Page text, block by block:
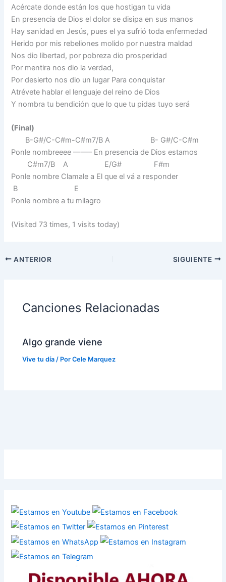
Acércate donde están los que hostigan tu vida
En presencia de Dios el dolor se disipa en sus manos
Hay sanidad en Jesús, pues el ya sufrió toda enfermedad
Herido por mis rebeliones molido por nuestra maldad
Nos dio libertad, por pobreza dio prosperidad
Por mentira nos dio la verdad,
Por desierto nos dio un lugar Para conquistar
Atrévete hablar el lenguaje del reino de Dios
Y nombra tu bendición que lo que tu pidas tuyo será
(Final)
B-G#/C-C#m-C#m7/B A B- G#/C-C#m
Ponle nombreeee ——– En presencia de Dios estamos
C#m7/B A E/G# F#m
Ponle nombre Clamale a El que el vá a responder
B E
Ponle nombre a tu milagro
(Visited 73 times, 1 visits today)
ANTERIOR SIGUIENTE
Canciones Relacionadas
Algo grande viene
Vive tu día / PorCele Marquez